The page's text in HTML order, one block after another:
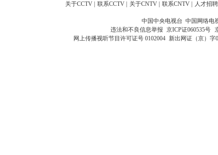
关于CCTV 联系CCTV 关于CNTV 联系CNTV 人才招聘
中国中央电视台 中国网络电
违法和不良信息举报 京ICP证060535号
网上传播视听节目许可证号 0102004 新出网证（京）